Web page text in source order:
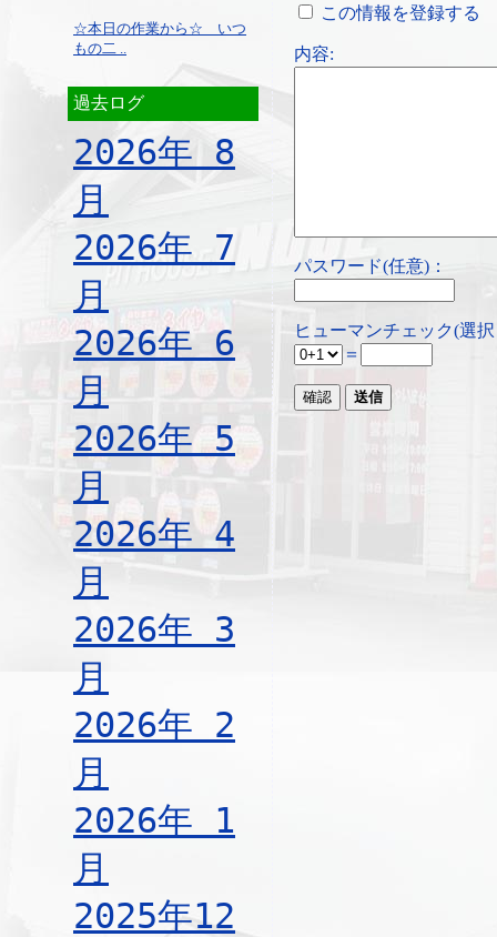
☆本日の作業から☆ いつ
もの二 ..
過去ログ
2026年 8
月
2026年 7
月
2026年 6
月
2026年 5
月
2026年 4
月
2026年 3
月
2026年 2
月
2026年 1
月
2025年12
この情報を登録する
内容:
パスワード(任意)：
ヒューマンチェック(選
＝